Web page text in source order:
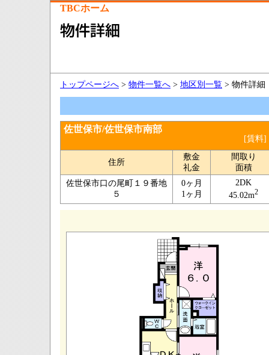
TBCホーム
トップページへ > 物件一覧へ > 地区別一覧 > 物件詳細
佐世保市/佐世保市南部
[賃料]
住所
敷金
礼金
間取り
面積
佐世保市口の尾町１９番地
５
0ヶ月
1ヶ月
2DK
45.02m2